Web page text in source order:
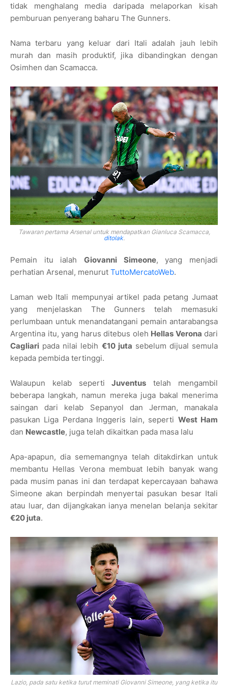
tidak menghalang media daripada melaporkan kisah
pemburuan penyerang baharu The Gunners.
Nama terbaru yang keluar dari Itali adalah jauh lebih
murah dan masih produktif, jika dibandingkan dengan
Osimhen dan Scamacca.
Tawaran pertama Arsenal untuk mendapatkan Gianluca Scamacca,
ditolak.
Pemain itu ialah Giovanni Simeone, yang menjadi
perhatian Arsenal, menurut TuttoMercatoWeb.
Laman web Itali mempunyai artikel pada petang Jumaat
yang menjelaskan The Gunners telah memasuki
perlumbaan untuk menandatangani pemain antarabangsa
Argentina itu, yang harus ditebus oleh Hellas Verona dari
Cagliari pada nilai lebih €10 juta sebelum dijual semula
kepada pembida tertinggi.
Walaupun kelab sepertiJuventus telah mengambil
beberapa langkah, namun mereka juga bakal menerima
saingan dari kelab Sepanyol dan Jerman, manakala
pasukan Liga Perdana Inggeris lain, seperti West Ham
dan Newcastle, juga telah dikaitkan pada masa lalu
Apa-apapun, dia sememangnya telah ditakdirkan untuk
membantu Hellas Verona membuat lebih banyak wang
pada musim panas ini dan terdapat kepercayaan bahawa
Simeone akan berpindah menyertai pasukan besar Itali
atau luar, dan dijangkakan ianya menelan belanja sekitar
€20 juta.
Lazio, pada satu ketika turut meminati Giovanni Simeone, yang ketika itu